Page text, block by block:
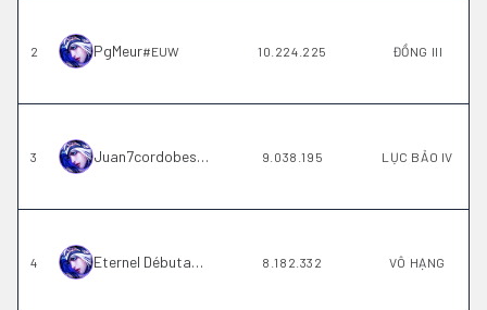
2 PgMeur#EUW 10.224.225 ĐỒNG III
3 Juan7cordobes
# EUW 9.038.195 LỤC BẢO IV
4 Eternel Débutant 8.182.332 VÔ HẠNG